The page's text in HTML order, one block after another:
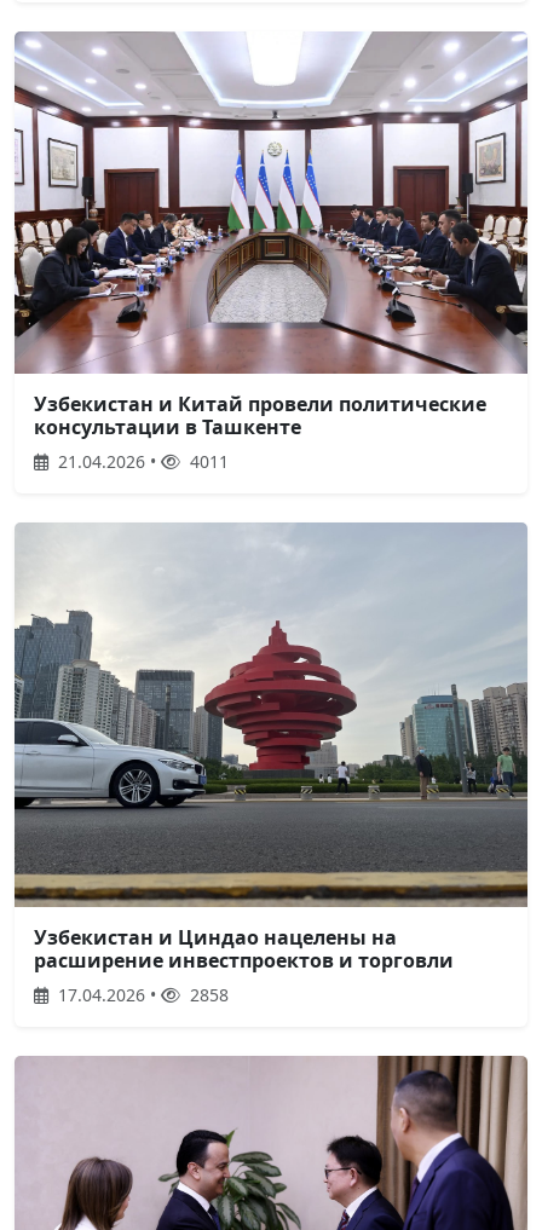
Узбекистан и Китай провели политические
консультации в Ташкенте
21.04.2026 • 4011
Узбекистан и Циндао нацелены на
расширение инвестпроектов и торговли
17.04.2026 • 2858